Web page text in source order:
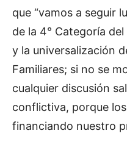
que “vamos a seguir
de la 4° Categoría
y la universalización
Familiares; si no se
cualquier discusión
conflictiva, porque
financiando nuestro